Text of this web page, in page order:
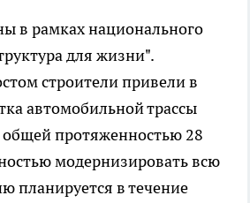
в рамках национального
для жизни".
строители привели в
автомобильной трассы
протяженностью 28
модернизировать всю
планируется в течение